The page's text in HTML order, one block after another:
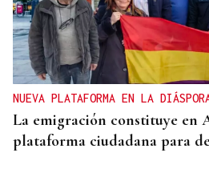
NUEVA PLATAFORMA EN LA
La emigración constituye en
plataforma ciudadana para